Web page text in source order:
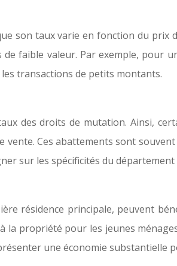
son taux varie en fonction du prix
faible valeur. Par exemple, pour
transactions de petits montants.
des droits de mutation. Ainsi,
Ces abattements sont
sur les spécificités du
résidence principale, peuvent
la propriété pour les jeunes
une économie substantielle